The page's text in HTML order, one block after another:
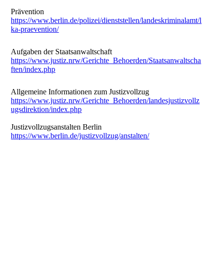
Prävention
https://www.berlin.de/polizei/dienststellen/landeskriminalamt/l
ka-praevention/
Aufgaben der Staatsanwaltschaft
https://www.justiz.nrw/Gerichte_Behoerden/Staatsanwaltscha
ften/index.php
Allgemeine Informationen zum Justizvollzug
https://www.justiz.nrw/Gerichte_Behoerden/landesjustizvollz
ugsdirektion/index.php
Justizvollzugsanstalten Berlin
https://www.berlin.de/justizvollzug/anstalten/